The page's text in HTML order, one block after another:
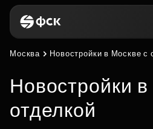
Москва Новостройки в Москве с
Новостройки
отделкой